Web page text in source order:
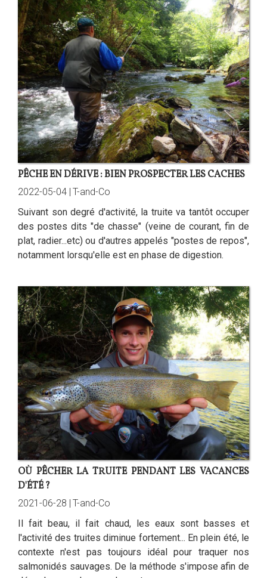
PÊCHE EN DÉRIVE : BIEN PROSPECTER LES CACHES
2022-05-04 | T-and-Co
Suivant son degré d'activité, la truite va tantôt occuper
des postes dits "de chasse" (veine de courant, fin de
plat, radier...etc) ou d'autres appelés "postes de repos",
notamment lorsqu'elle est en phase de digestion.
OÙ PÊCHER LA TRUITE PENDANT LES VACANCES
D'ÉTÉ ?
2021-06-28 | T-and-Co
Il fait beau, il fait chaud, les eaux sont basses et
l'activité des truites diminue fortement... En plein été, le
contexte n'est pas toujours idéal pour traquer nos
salmonidés sauvages. De la méthode s'impose afin de